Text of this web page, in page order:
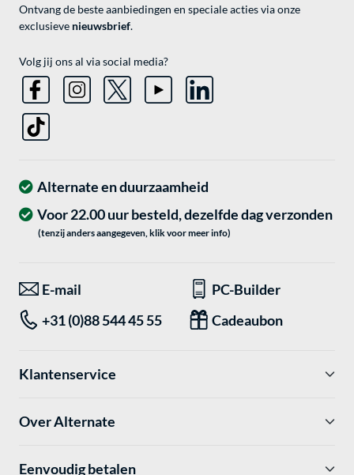
Ontvang de beste aanbiedingen en speciale acties via onze
exclusieve nieuwsbrief.
Volg jij ons al via social media?
Alternate en duurzaamheid
Voor 22.00 uur besteld, dezelfde dag verzonden
(tenzij anders aangegeven, klik voor meer info)
E-mail
PC-Builder
+31 (0)88 544 45 55
Cadeaubon
Klantenservice
Over Alternate
Eenvoudig betalen